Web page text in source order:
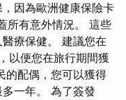
因為歐洲健康保險卡
所有意外情況。 這些
療保健。 建議您在
以便您在旅行期間獲
的配偶，您可以獲得
一年。 為了簽發